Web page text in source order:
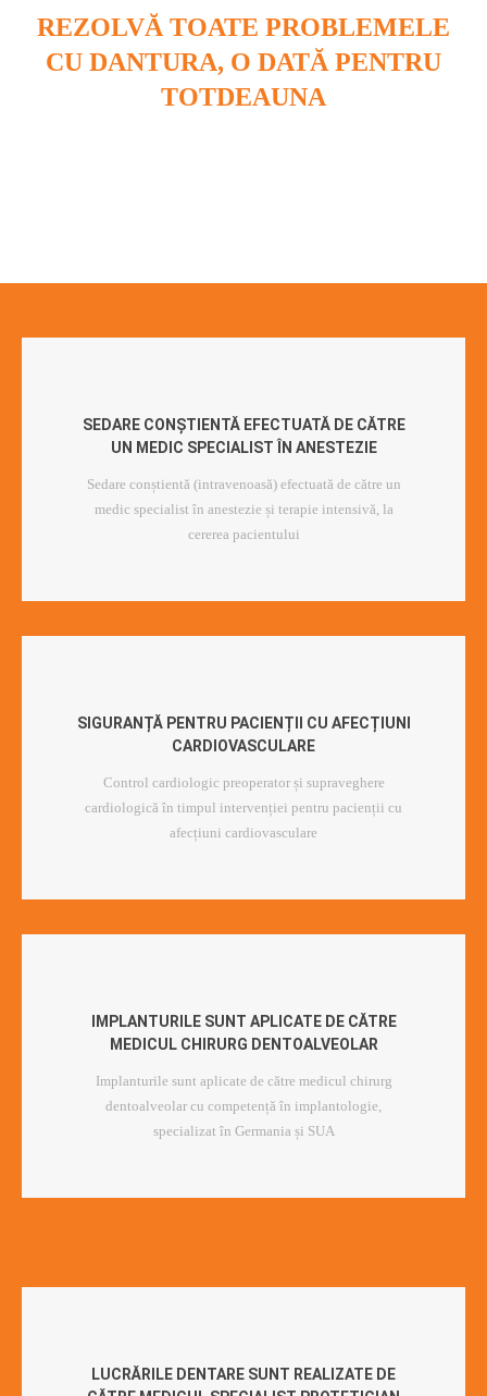
REZOLVĂ TOATE PROBLEMELE
CU DANTURA, O DATĂ PENTRU
TOTDEAUNA
SEDARE CONȘTIENTĂ EFECTUATĂ DE CĂTRE
UN MEDIC SPECIALIST ÎN ANESTEZIE
Sedare conștientă (intravenoasă) efectuată de către un
medic specialist în anestezie și terapie intensivă, la
cererea pacientului
SIGURANȚĂ PENTRU PACIENȚII CU AFECȚIUNI
CARDIOVASCULARE
Control cardiologic preoperator și supraveghere
cardiologică în timpul intervenției pentru pacienții cu
afecțiuni cardiovasculare
IMPLANTURILE SUNT APLICATE DE CĂTRE
MEDICUL CHIRURG DENTOALVEOLAR
Implanturile sunt aplicate de către medicul chirurg
dentoalveolar cu competență în implantologie,
specializat în Germania și SUA
LUCRĂRILE DENTARE SUNT REALIZATE DE